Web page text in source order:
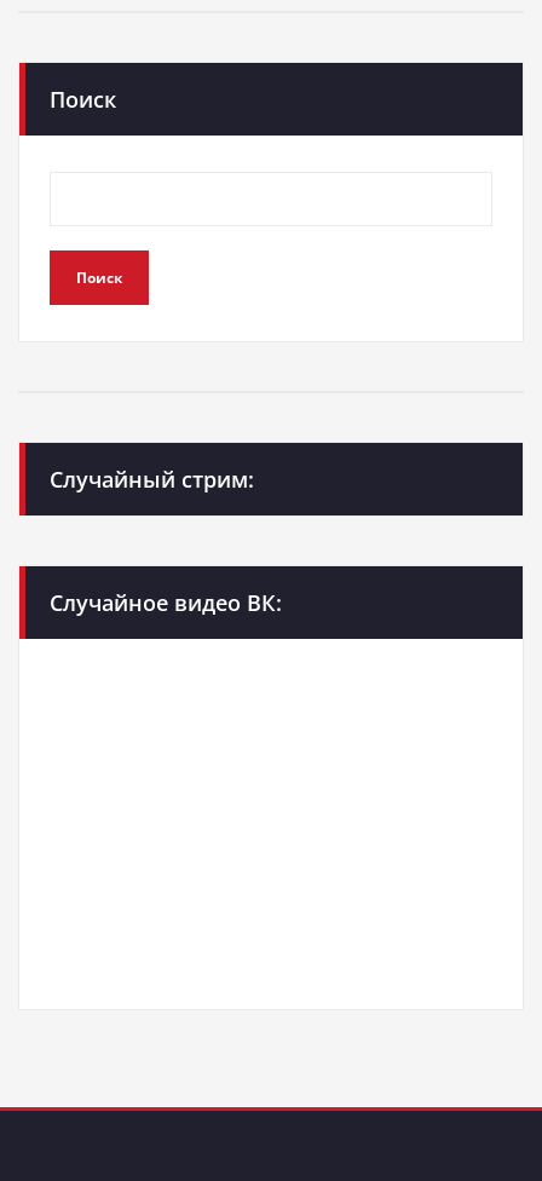
Поиск
Поиск
Случайный стрим:
Случайное видео ВК: